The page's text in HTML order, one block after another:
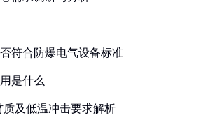
符合防爆电气设备标准
是什么
质及低温冲击要求解析